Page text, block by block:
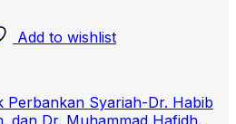
Add to wishlist
Perbankan Syariah-Dr. Habib